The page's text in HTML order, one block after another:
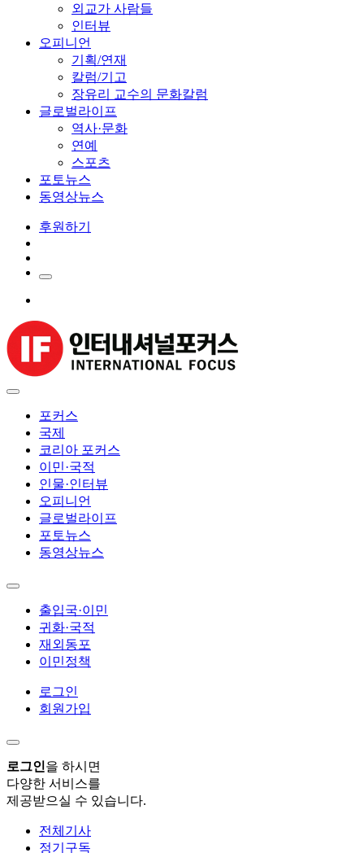
외교가 사람들
인터뷰
오피니언
기획/연재
칼럼/기고
장유리 교수의 문화칼럼
글로벌라이프
역사·문화
연예
스포츠
포토뉴스
동영상뉴스
후원하기
포커스
국제
코리아 포커스
이민·국적
인물·인터뷰
오피니언
글로벌라이프
포토뉴스
동영상뉴스
출입국·이민
귀화·국적
재외동포
이민정책
로그인
회원가입
로그인을 하시면
다양한 서비스를
제공받으실 수 있습니다.
전체기사
정기구독